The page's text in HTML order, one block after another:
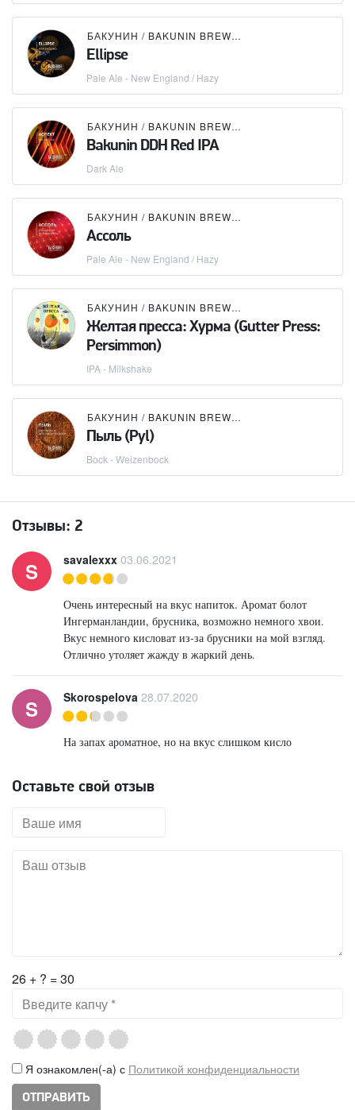
БАКУНИН / BAKUNIN BREWING CO.
Ellipse
Pale Ale - New England / Hazy
БАКУНИН / BAKUNIN BREWING CO.
Bakunin DDH Red IPA
Dark Ale
БАКУНИН / BAKUNIN BREWING CO.
Ассоль
Pale Ale - New England / Hazy
БАКУНИН / BAKUNIN BREWING CO.
Желтая пресса: Хурма (Gutter Press:
Persimmon)
IPA - Milkshake
БАКУНИН / BAKUNIN BREWING CO.
Пыль (Pyl)
Bock - Weizenbock
Отзывы: 2
S savalexxx 03.06.2021
Очень интересный на вкус напиток. Аромат болот
Ингерманландии, брусника, возможно немного хвои.
Вкус немного кисловат из-за брусники на мой взгляд.
Отлично утоляет жажду в жаркий день.
S Skorospelova 28.07.2020
На запах ароматное, но на вкус слишком кисло
Оставьте свой отзыв
26 + ? = 30
Я ознакомлен(-а) с Политикой конфиденциальности